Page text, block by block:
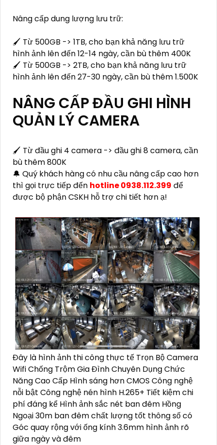
Nâng cấp dung lượng lưu trữ:
🖌 Từ 500GB -> 1TB, cho bạn khả năng lưu trữ
hình ảnh lên đến 12-14 ngày, cần bù thêm 400K
🖌 Từ 500GB -> 2TB, cho bạn khả năng lưu trữ
hình ảnh lên đến 27-30 ngày, cần bù thêm 1.500K
NÂNG CẤP ĐẦU GHI HÌNH
QUẢN LÝ CAMERA
🖌 Từ đầu ghi 4 camera -> đầu ghi 8 camera, cần
bù thêm 800K
🔔 Quý khách hàng có nhu cầu nâng cấp cao hơn
thì gọi trực tiếp đến hotline 0938.112.399 để
được bộ phận CSKH hỗ trợ chi tiết hơn ạ!
Đây là hình ảnh thi công thực tế Trọn Bộ Camera
Wifi Chống Trộm Gia Đình Chuyên Dụng Chức
Năng Cao Cấp Hình sáng hơn CMOS Công nghệ
nỗi bật Công nghệ nén hình H.265+ Tiết kiệm chi
phí đáng kể Hình ảnh sắc nét ban đêm Hồng
Ngoại 30m ban đêm chất lượng tốt thông số có
Góc quay rộng với ống kính 3.6mm hình ảnh rõ
giữa ngày và đêm